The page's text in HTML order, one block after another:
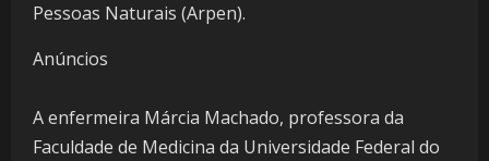
Pessoas Naturais (Arpen).
Anúncios
A enfermeira Márcia Machado, professora da
Faculdade de Medicina da Universidade Federal do